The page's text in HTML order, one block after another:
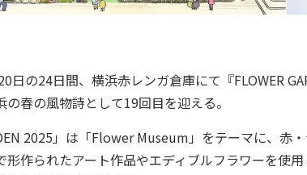
日の24日間、横浜赤レンガ倉庫にて『FLOWER
春の風物詩として19回目を迎える。
2025」は「Flower Museum」をテーマに、赤
形作られたアート作品やエディブルフラワーを使